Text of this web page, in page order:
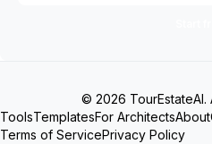
© 2026 TourEstateAI.
ToolsTemplatesFor ArchitectsAbout
Terms of ServicePrivacy Policy